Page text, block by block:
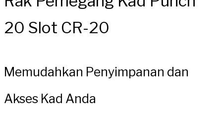
20 Slot CR-20
Memudahkan Penyimpanan dan
Akses Kad Anda